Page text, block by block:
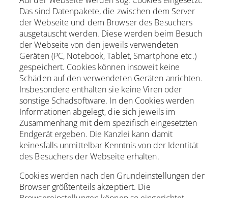
Das sind Datenpakete, die zwischen dem Server
der Webseite und dem Browser des Besuchers
ausgetauscht werden. Diese werden beim Besuch
der Webseite von den jeweils verwendeten
Geräten (PC, Notebook, Tablet, Smartphone etc.)
gespeichert. Cookies können insoweit keine
Schäden auf den verwendeten Geräten anrichten.
Insbesondere enthalten sie keine Viren oder
sonstige Schadsoftware. In den Cookies werden
Informationen abgelegt, die sich jeweils im
Zusammenhang mit dem spezifisch eingesetzten
Endgerät ergeben. Die Kanzlei kann damit
keinesfalls unmittelbar Kenntnis von der Identität
des Besuchers der Webseite erhalten.
Cookies werden nach den Grundeinstellungen der
Browser größtenteils akzeptiert. Die